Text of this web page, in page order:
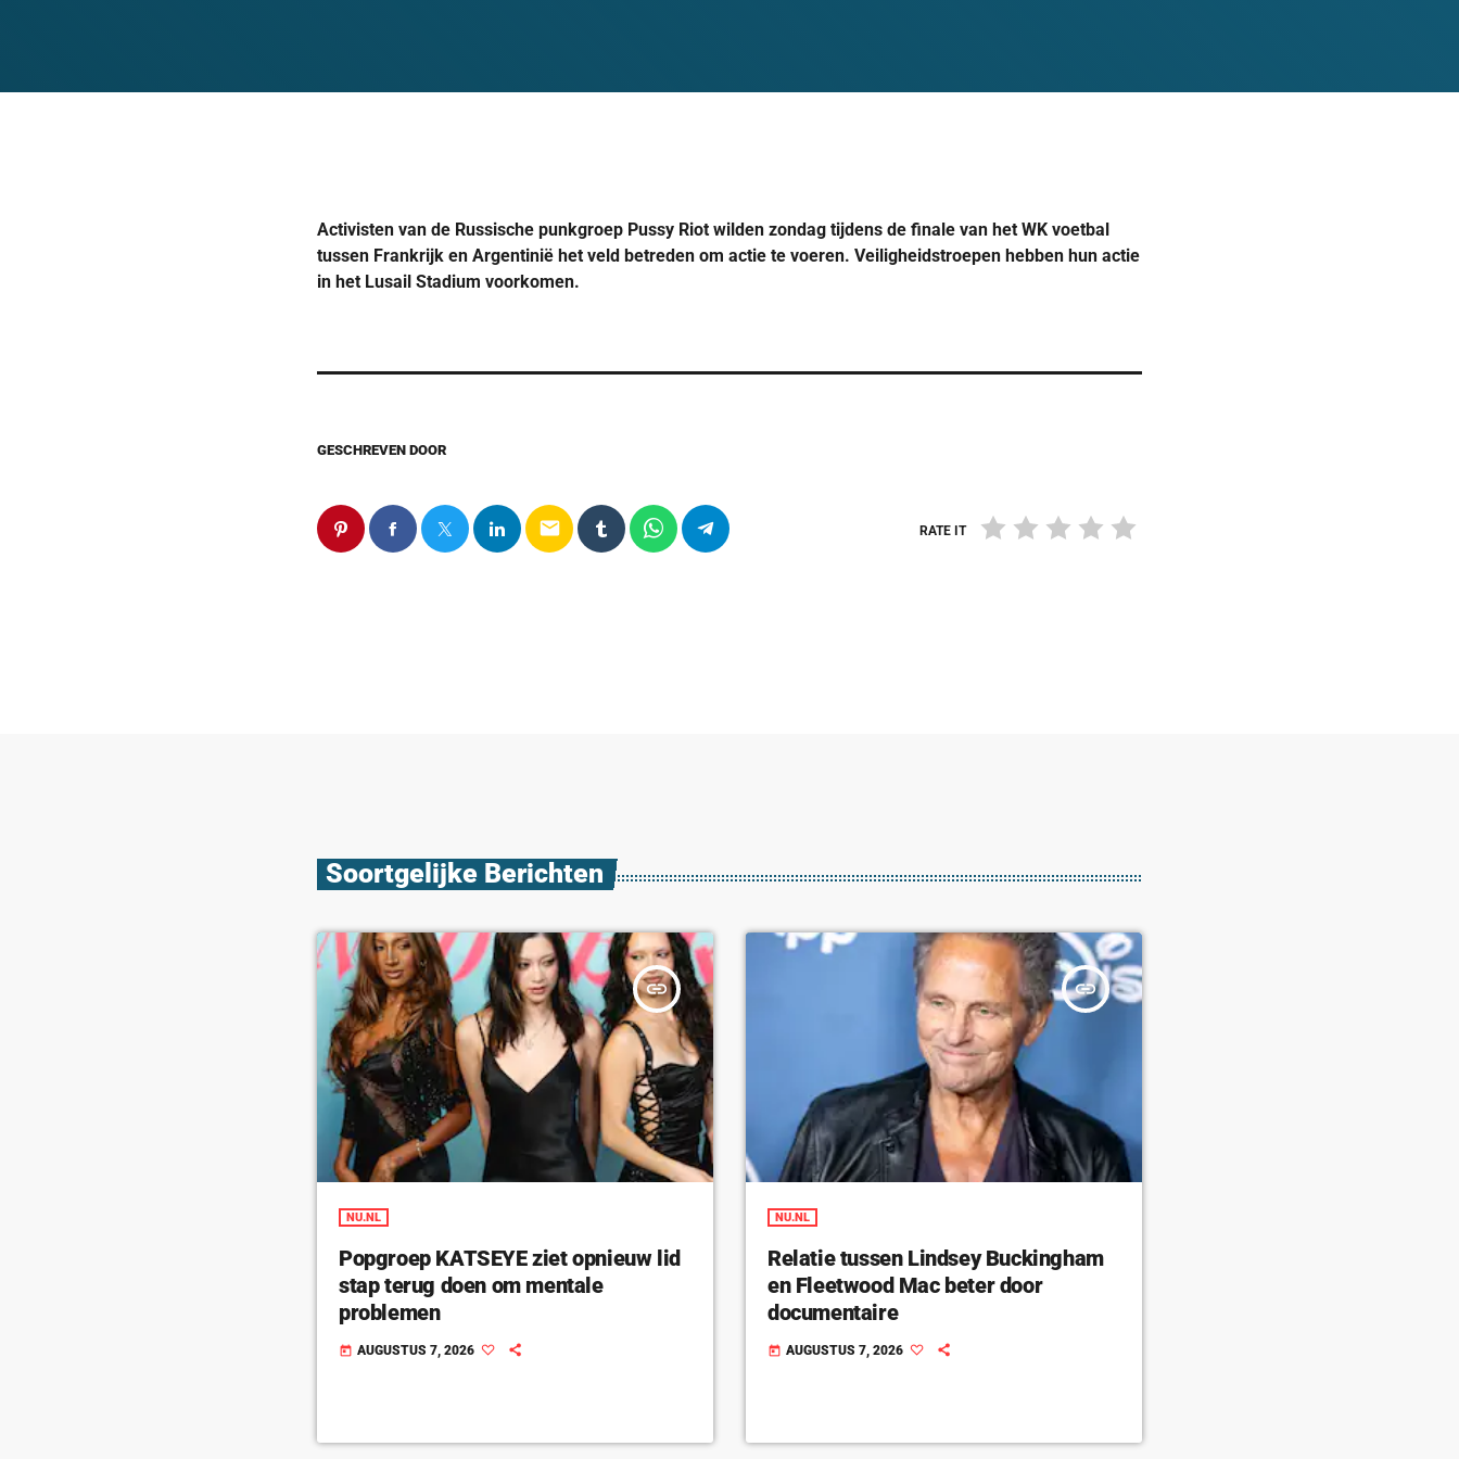
Activisten van de Russische punkgroep Pussy Riot wilden zondag tijdens de finale van het WK voetbal
tussen Frankrijk en Argentinië het veld betreden om actie te voeren. Veiligheidstroepen hebben hun actie
in het Lusail Stadium voorkomen.
GESCHREVEN DOOR
email RATE IT
Soortgelijke Berichten
insert_link
NU.NL
Popgroep KATSEYE ziet opnieuw lid
stap terug doen om mentale
problemen
today AUGUSTUS 7, 2026
insert_link
NU.NL
Relatie tussen Lindsey Buckingham
en Fleetwood Mac beter door
documentaire
today AUGUSTUS 7, 2026